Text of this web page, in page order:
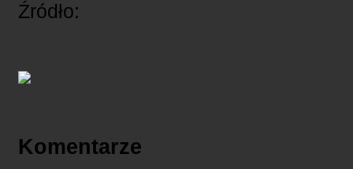
Źródło:
Komentarze